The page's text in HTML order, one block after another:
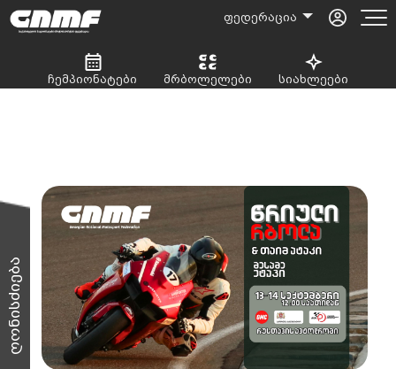
ფედერაცია
ჩემპიონატები მრბოლელები სიახლეები
ღონისძიება